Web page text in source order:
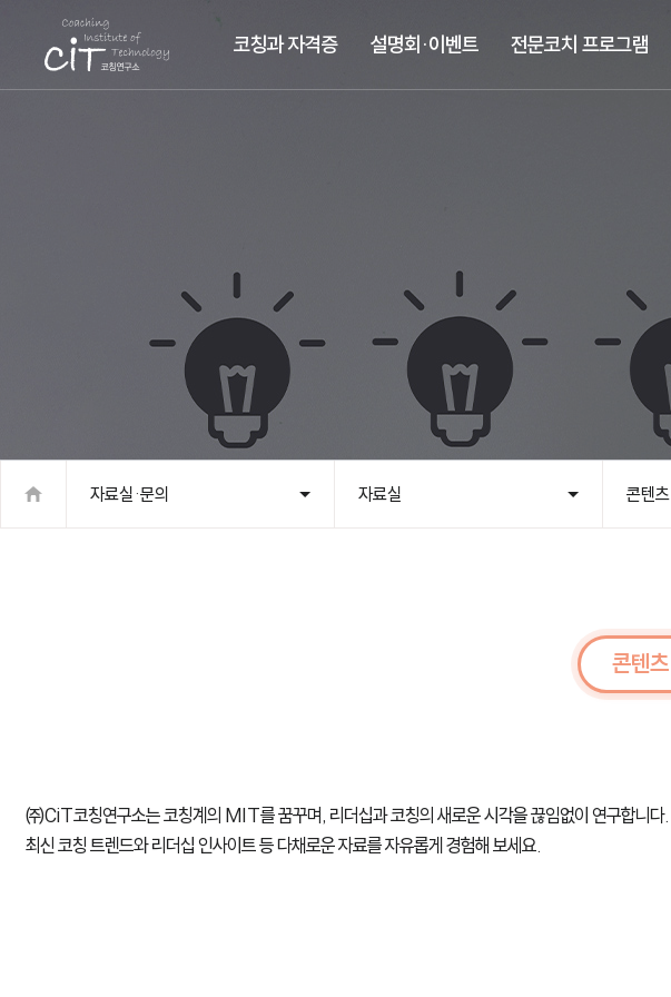
코칭과 자격증 설명회·이벤트 전문코치 프로그램
자료실·문의 자료실 콘텐츠
콘텐츠
㈜CiT코칭연구소는 코칭계의 MIT를 꿈꾸며, 리더십과 코칭의 새로운 시각을 끊임없이 연구합니다.
최신 코칭 트렌드와 리더십 인사이트 등 다채로운 자료를 자유롭게 경험해 보세요.